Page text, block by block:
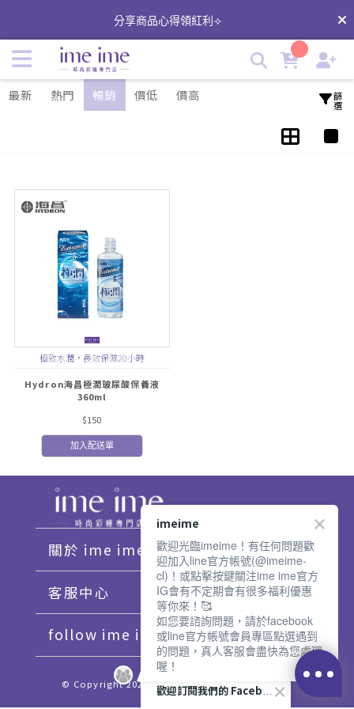
美瞳店
分享商品心得領紅利⟢
最新 熱門 暢銷 價低 價高 篩選
極致水潤，長效保濕20小時
Hydron海昌極潤玻尿酸保養液
360ml
$150
加入配送單
關於 ime ime
客服中心
follow ime ime♡
© Copyright 2021 imeime. All Rights Reserved.
歡迎訂閱我們的 Facebook 專頁
imeime
歡迎光臨imeime！有任何問題歡
迎加入line官方帳號(@imeime-
cl)！或點擊按鍵關注ime ime官方
IG會有不定期會有很多福利優惠
等你來！🥰
如您要諮詢問題，請於facebook
或line官方帳號會員專區點選遇到
的問題，真人客服會盡快為您處理
喔！